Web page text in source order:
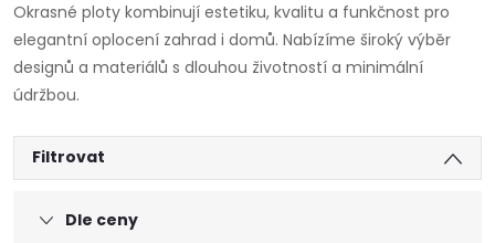
Okrasné ploty kombinují estetiku, kvalitu a funkčnost pro
elegantní oplocení zahrad i domů. Nabízíme široký výběr
designů a materiálů s dlouhou životností a minimální
údržbou.
Filtrovat
Dle ceny